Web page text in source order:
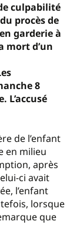
culpabilité
procès de
garderie à
mort d’un
8
L’accusé
de l’enfant
en milieu
après
ci avait
l’enfant
lorsque
que